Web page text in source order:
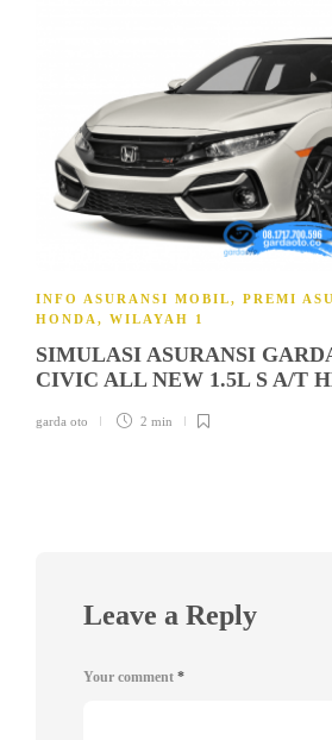
INFO ASURANSI MOBIL, PREMI
HONDA , WILAYAH 1
SIMULASI ASURANSI
CIVIC ALL NEW 1.5L S A/T
garda oto 2 min
Leave a Reply
Your comment *